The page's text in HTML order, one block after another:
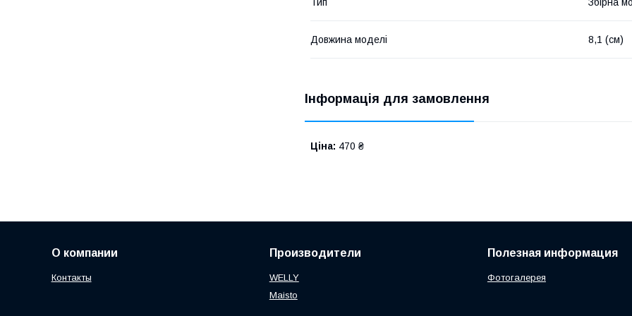
Довжина моделі 8,1 (см)
Інформація для замовлення
Ціна: 470 ₴
О компании
Контакты
Производители
WELLY
Maisto
Полезная информация
Фотогалерея